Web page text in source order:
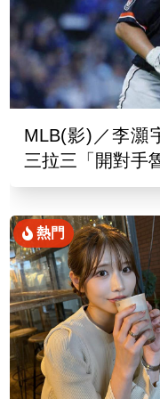
MLB(影)／李灝
三拉三「開對手
熱門